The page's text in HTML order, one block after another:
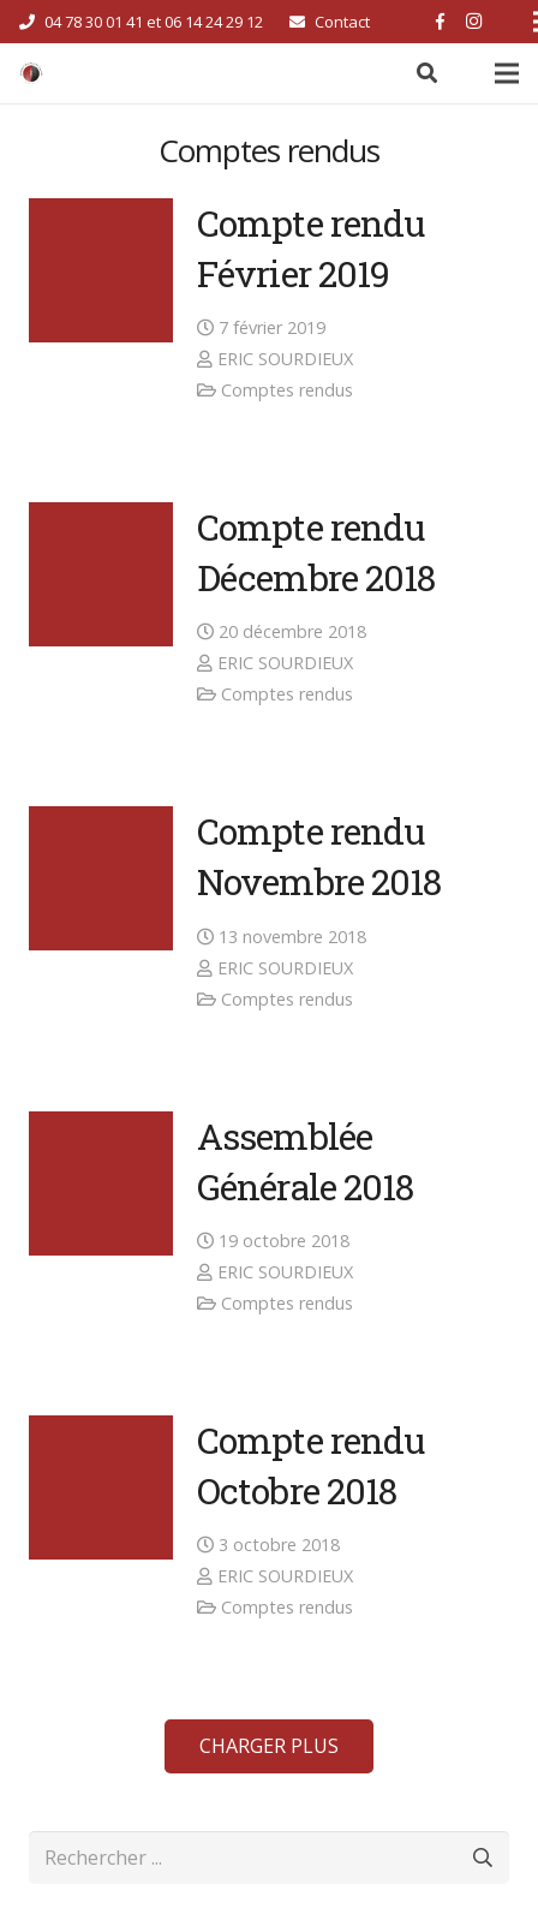
04 78 30 01 41 et 06 14 24 29 12 Contact
Comptes rendus
Compte rendu
Février 2019
7 février 2019
ERIC SOURDIEUX
Comptes rendus
Compte rendu
Décembre 2018
20 décembre 2018
ERIC SOURDIEUX
Comptes rendus
Compte rendu
Novembre 2018
13 novembre 2018
ERIC SOURDIEUX
Comptes rendus
Assemblée
Générale 2018
19 octobre 2018
ERIC SOURDIEUX
Comptes rendus
Compte rendu
Octobre 2018
3 octobre 2018
ERIC SOURDIEUX
Comptes rendus
CHARGER PLUS